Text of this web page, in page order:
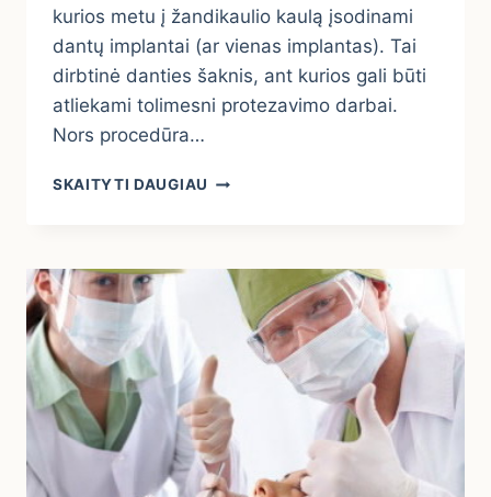
kurios metu į žandikaulio kaulą įsodinami
dantų implantai (ar vienas implantas). Tai
dirbtinė danties šaknis, ant kurios gali būti
atliekami tolimesni protezavimo darbai.
Nors procedūra…
SKAITYTI DAUGIAU KAIP
IMPLANTACIJOS